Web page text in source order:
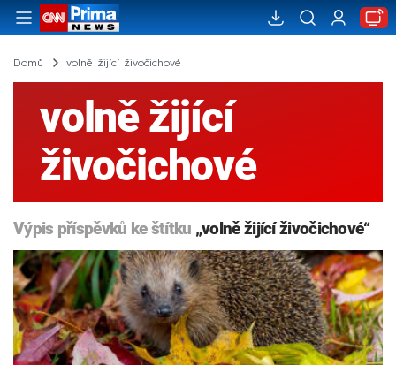
Domů volně žijící živočichové
volně žijící
živočichové
Výpis příspěvků ke štítku „volně žijící živočichové“